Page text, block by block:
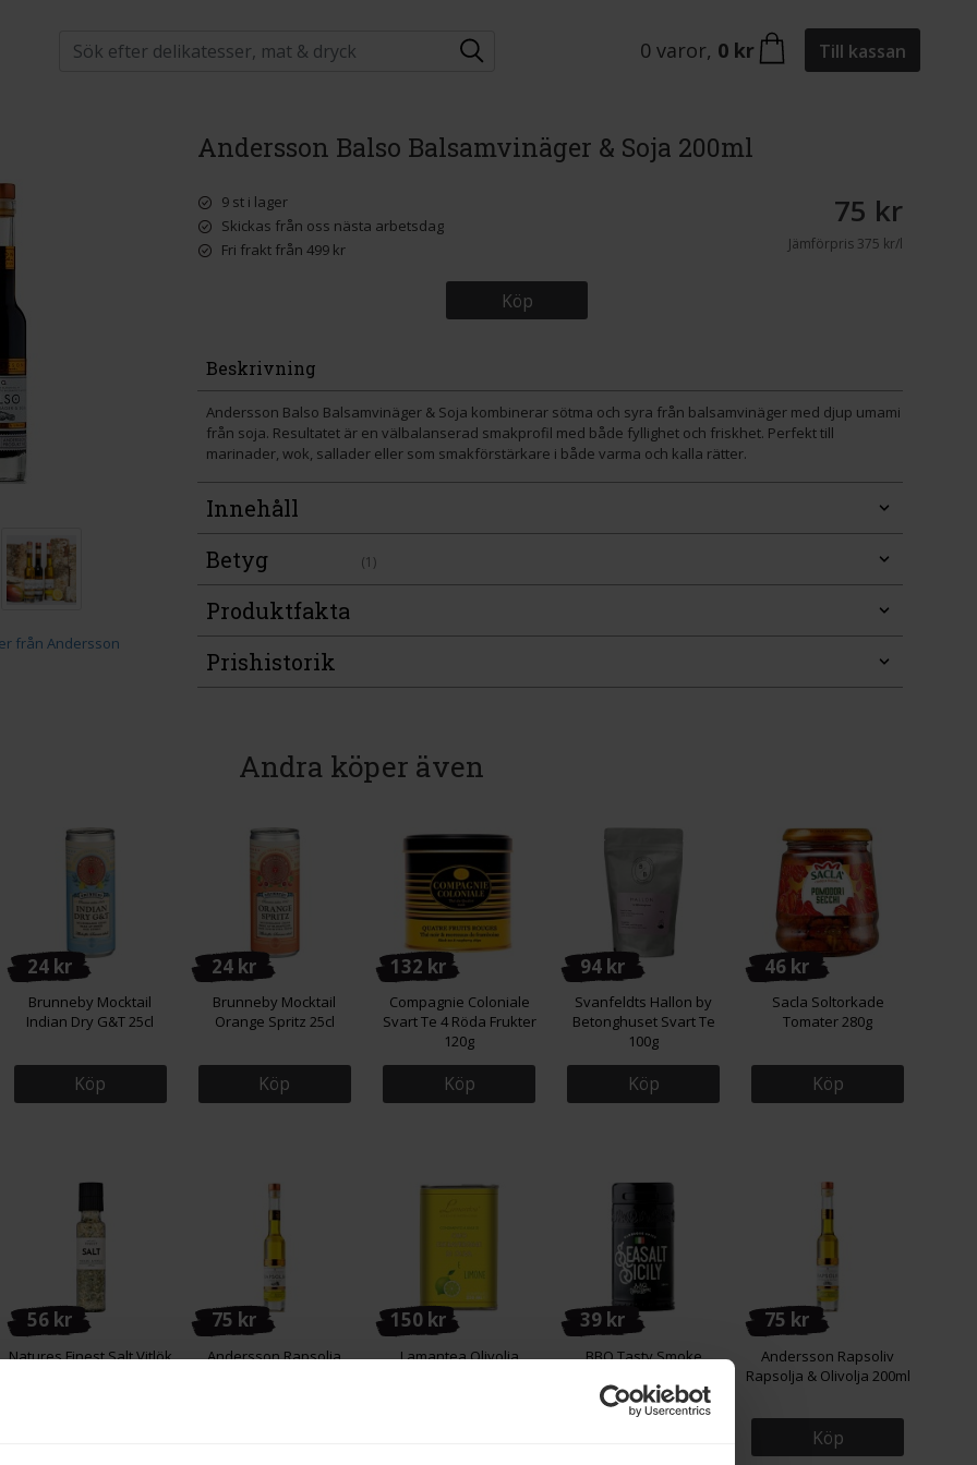
0 varor, 0 kr Till kassan
Andersson Balso Balsamvinäger & Soja 200ml
9 st i lager
Skickas från oss nästa arbetsdag
Fri frakt från 499 kr
75 kr
Jämförpris375 kr/l
Köp
Beskrivning
Andersson Balso Balsamvinäger & Soja kombinerar sötma och syra från balsamvinäger med djup umami
från soja. Resultatet är en välbalanserad smakprofil med både fyllighet och friskhet. Perfekt till
marinader, wok, sallader eller som smakförstärkare i både varma och kalla rätter.
Innehåll
Betyg
(1)
Produktfakta
Prishistorik
Andra köper även
24 kr
Brunneby Mocktail
Indian Dry G&T 25cl
Köp
24 kr
Brunneby Mocktail
Orange Spritz 25cl
Köp
132 kr
Compagnie Coloniale
Svart Te 4 Röda Frukter
120g
Köp
94 kr
Svanfeldts Hallon by
Betonghuset Svart Te
100g
Köp
46 kr
Sacla Soltorkade
Tomater 280g
Köp
56 kr
Natures Finest Salt Vitlök
75 kr
Andersson Rapsolja
150 kr
Lamantea Olivolja
39 kr
BBQ Tasty Smoke
75 kr
Andersson Rapsoliv
Rapsolja & Olivolja 200ml
Köp